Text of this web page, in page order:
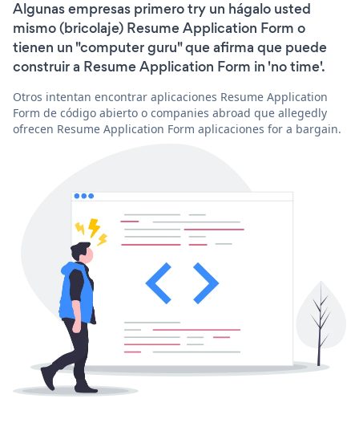
Algunas empresas primero try un hágalo usted
mismo (bricolaje) Resume Application Form o
tienen un "computer guru" que afirma que puede
construir a Resume Application Form in 'no time'.
Otros intentan encontrar aplicaciones Resume Application
Form de código abierto o companies abroad que allegedly
ofrecen Resume Application Form aplicaciones for a bargain.